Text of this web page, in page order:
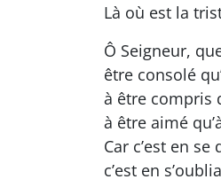
Là où est la
Ô Seigneur,
être consolé
à être compris
à être aimé
Car c’est en
c’est en